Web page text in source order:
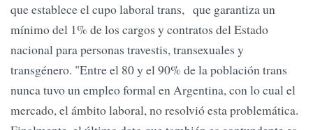
que establece el cupo laboral trans, que garantiza un
mínimo del 1% de los cargos y contratos del Estado
nacional para personas travestis, transexuales y
transgénero. "Entre el 80 y el 90% de la población trans
nunca tuvo un empleo formal en Argentina, con lo cual el
mercado, el ámbito laboral, no resolvió esta problemática.